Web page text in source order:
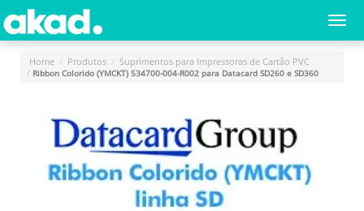
Menu
Principal
Home
Empresa
Produtos
Home Produtos Suprimentos para Impressoras de Cartão PVC
Ribbon Colorido (YMCKT) 534700-004-R002 para Datacard SD260 e SD360